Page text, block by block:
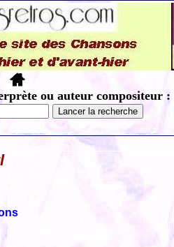
ou auteur compositeur :